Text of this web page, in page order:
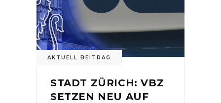
AKTUELL BEITRAG
STADT ZÜRICH: VBZ
SETZEN NEU AUF